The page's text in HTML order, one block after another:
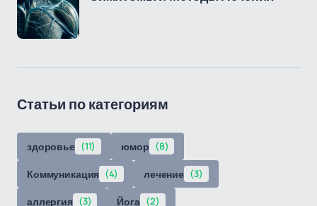
Статьи по категориям
здоровье (11) юмор (8)
Коммуникация (4) лечение (3)
аллергия (3) Йога (2)